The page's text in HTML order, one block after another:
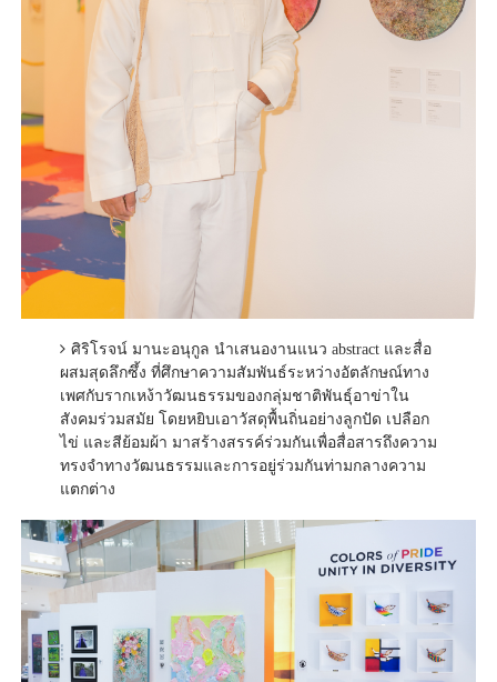
ศิริโรจน์ มานะอนุกูล นำเสนองานแนว abstract และสื่อ
ผสมสุดลึกซึ้ง ที่ศึกษาความสัมพันธ์ระหว่างอัตลักษณ์ทาง
เพศกับรากเหง้าวัฒนธรรมของกลุ่มชาติพันธุ์อาข่าใน
สังคมร่วมสมัย โดยหยิบเอาวัสดุพื้นถิ่นอย่างลูกปัด เปลือก
ไข่ และสีย้อมผ้า มาสร้างสรรค์ร่วมกันเพื่อสื่อสารถึงความ
ทรงจำทางวัฒนธรรมและการอยู่ร่วมกันท่ามกลางความ
แตกต่าง